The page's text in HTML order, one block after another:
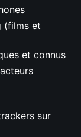
(films et
et connus
sur